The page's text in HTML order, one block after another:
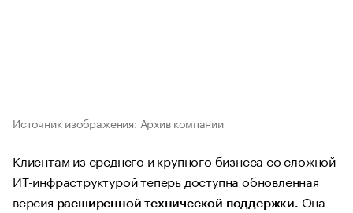
Источник изображения: Архив компании
Клиентам из среднего и крупного бизнеса со сложной
ИТ-инфраструктурой теперь доступна обновленная
версия расширенной технической поддержки. Она